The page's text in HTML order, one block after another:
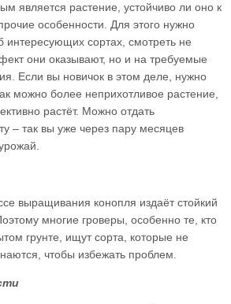
является растение, устойчиво ли оно к
особенности. Для этого нужно
сортах, смотреть не
они оказывают, но и на требуемые
Если вы новичок в этом деле, нужно
можно более неприхотливое растение,
растёт. Можно отдать
– так вы уже через пару месяцев
выращивания конопля издаёт стойкий
многие гроверы, особенно те, кто
грунте, ищут сорта, которые не
чтобы избежать проблем.